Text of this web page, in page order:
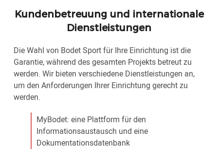
Kundenbetreuung und internationale
Dienstleistungen
Die Wahl von Bodet Sport für Ihre Einrichtung ist die
Garantie, während des gesamten Projekts betreut zu
werden. Wir bieten verschiedene Dienstleistungen an,
um den Anforderungen Ihrer Einrichtung gerecht zu
werden.
MyBodet: eine Plattform für den
Informationsaustausch und eine
Dokumentationsdatenbank